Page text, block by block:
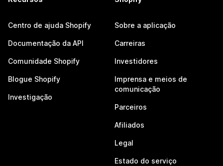
Centro de ajuda Shopify
Documentação da API
Comunidade Shopify
Blogue Shopify
Investigação
Sobre a aplicação
Carreiras
Investidores
Imprensa e meios de
comunicação
Parceiros
Afiliados
Legal
Estado do serviço